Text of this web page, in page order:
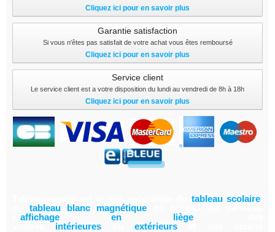
Cliquez ici pour en savoir plus
Garantie satisfaction
Si vous n'êtes pas satisfait de votre achat vous êtes remboursé
Cliquez ici pour en savoir plus
Service client
Le service client est a votre disposition du lundi au vendredi de 8h à 18h
Cliquez ici pour en savoir plus
tableau scolaire
tableau blanc magnétique
affichage en liège
intérieures extérieurs